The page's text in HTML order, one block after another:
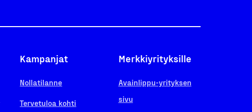
Kampanjat
Nollatilanne
Tervetuloa kohti
Merkkiyrityksille
Avainlippu-yrityksen
sivu